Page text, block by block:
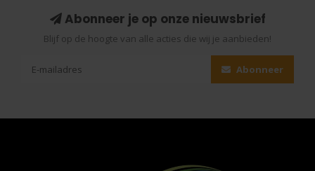
Abonneer je op onze nieuwsbrief
Blijf op de hoogte van alle acties die wij je aanbieden!
Abonneer